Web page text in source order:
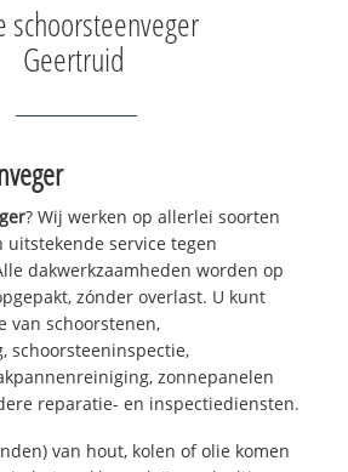
schoorsteenveger
Geertruid
? Wij werken op allerlei soorten
uitstekende service tegen
dakwerkzaamheden worden op
zónder overlast. U kunt
van schoorstenen,
schoorsteeninspectie,
zonnepanelen
reparatie- en inspectiediensten.
van hout, kolen of olie komen